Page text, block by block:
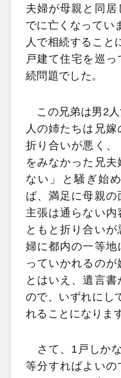
夫婦が母親と同
でに亡くなってい
人で相続すること
戸建て住宅を巡
続問題でした。
この兄弟は男2人
人の姉たちは兄
折り合いが悪く、
をみなかった兄夫
ない」と騒ぎ始
ば、満足に母親の
主張は通らない内
ともと折り合い
婦に都内の一等
っていかれるのが
とはいえ、遺言
ので、いずれにし
れることになりま
さて、1戸しか
等分すればよいの